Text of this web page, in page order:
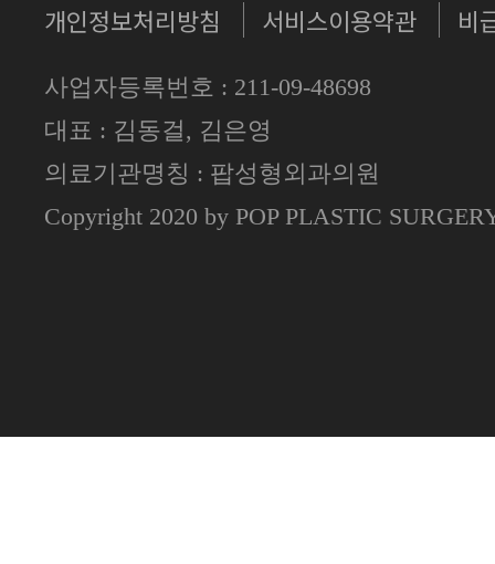
개인정보처리방침 서비스이용약관 비
사업자등록번호 : 211-09-48698
대표 : 김동걸, 김은영
의료기관명칭 : 팝성형외과의원
Copyright 2020 by POP PLASTIC